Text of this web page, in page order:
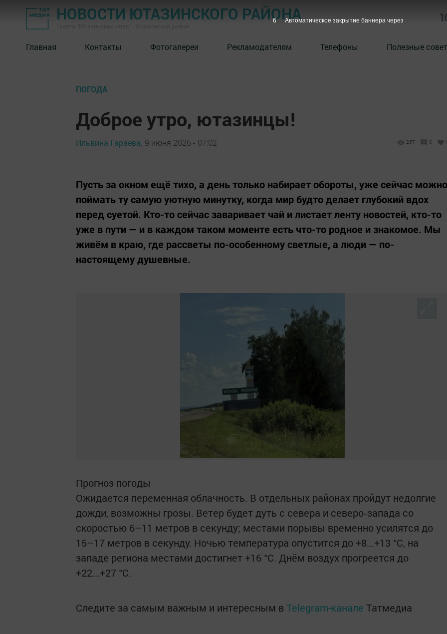
НОВОСТИ ЮТАЗИНСКОГО РАЙОНА
Главная Контакты Фотогалереи Рекламодателям Телефоны Полезные
ПОГОДА
Доброе утро, ютазинцы!
Ильвина Гараева, 9 июня 2026 - 07:02 257 0
Пусть за окном ещё тихо, а день только набирает обороты, уже сейчас можно
поймать ту самую уютную минутку, когда мир будто делает глубокий вдох
перед суетой. Кто-то сейчас заваривает чай и листает ленту новостей, кто-то
уже в пути — и в каждом таком моменте есть что-то родное и знакомое. Мы
живём в краю, где рассветы по-особенному светлые, а люди — по-
настоящему душевные.
Прогноз погоды
Ожидается переменная облачность. В отдельных районах пройдут недолгие
дожди, возможны грозы. Ветер будет дуть с севера и северо‑запада со
скоростью 6–11 метров в секунду; местами порывы временно усилятся до
15–17 метров в секунду. Ночью температура опустится до +8...+13 °C, на
западе региона местами достигнет +16 °C. Днём воздух прогреется до
+22...+27 °C.
Следите за самым важным и интересным в Telegram-канале Татмедиа
5 Автоматическое закрытие баннера через